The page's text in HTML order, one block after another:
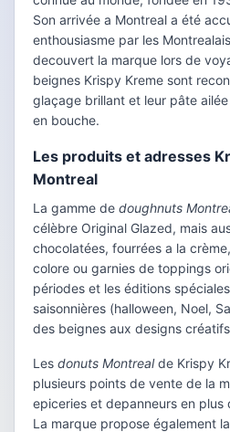
Son arrivée a Montreal a été
enthousiasme par les
decouvert la marque lors de
beignes Krispy Kreme sont
glaçage brillant et leur pâte
en bouche.
Les produits et adresses
Montreal
La gamme de doughnuts
célèbre Original Glazed, mais
chocolatées, fourrées a la
colore ou garnies de toppings
périodes et les éditions
saisonnières (halloween, Noel,
des beignes aux designs
Les donuts Montrealde Krispy
plusieurs points de vente de la
epiceries et depanneurs en plus
La marque propose également